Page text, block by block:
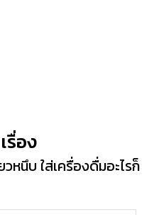
รื่อง
หนึบ ใส่เครื่องดื่มอะไรก็